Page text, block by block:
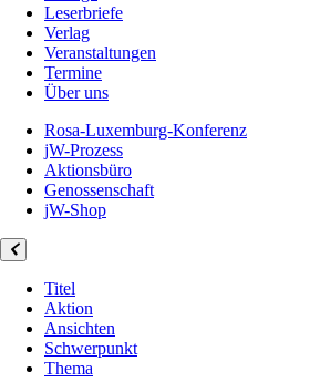
Leserbriefe
Verlag
Veranstaltungen
Termine
Über uns
Rosa-Luxemburg-Konferenz
jW-Prozess
Aktionsbüro
Genossenschaft
jW-Shop
Titel
Aktion
Ansichten
Schwerpunkt
Thema